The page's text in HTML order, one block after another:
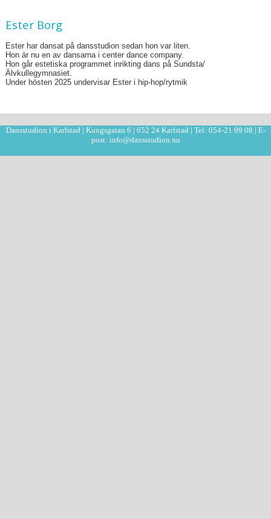
Ester Borg
Ester har dansat på dansstudion sedan hon var liten.
Hon är nu en av dansarna i center dance company.
Hon går estetiska programmet inrikting dans på Sundsta/
Älvkullegymnasiet.
Under hösten 2025 undervisar Ester i hip-hop/rytmik
Dansstudion i Karlstad | Kungsgatan 6 | 652 24 Karlstad | Tel: 054-21 99 08 | E-
post: info@dansstudion.nu